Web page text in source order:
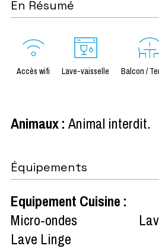
En Résumé
Accès wifi Lave-vaisselle Balcon /
Animaux: Animal interdit
Équipements
Equipement Cuisine :
Micro-ondes
Lave Linge